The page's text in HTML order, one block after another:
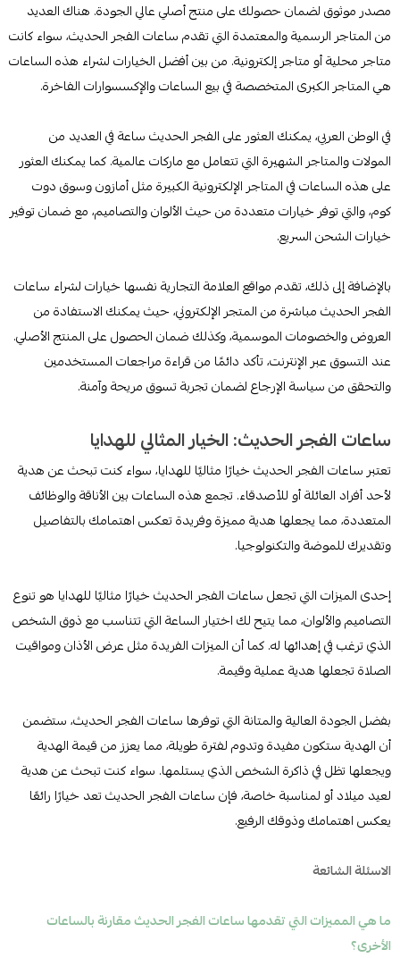
مصدر موثوق لضمان حصولك على منتج أصلي عالي الجودة. هناك العديد
من المتاجر الرسمية والمعتمدة التي تقدم ساعات الفجر الحديث، سواء كانت
متاجر محلية أو متاجر إلكترونية. من بين أفضل الخيارات لشراء هذه الساعات
هي المتاجر الكبرى المتخصصة في بيع الساعات والإكسسوارات الفاخرة.
في الوطن العربي، يمكنك العثور على الفجر الحديث ساعة في العديد من
المولات والمتاجر الشهيرة التي تتعامل مع ماركات عالمية. كما يمكنك العثور
على هذه الساعات في المتاجر الإلكترونية الكبيرة مثل أمازون وسوق دوت
كوم، والتي توفر خيارات متعددة من حيث الألوان والتصاميم، مع ضمان توفير
خيارات الشحن السريع.
بالإضافة إلى ذلك، تقدم مواقع العلامة التجارية نفسها خيارات لشراء ساعات
الفجر الحديث مباشرة من المتجر الإلكتروني، حيث يمكنك الاستفادة من
العروض والخصومات الموسمية، وكذلك ضمان الحصول على المنتج الأصلي.
عند التسوق عبر الإنترنت، تأكد دائمًا من قراءة مراجعات المستخدمين
والتحقق من سياسة الإرجاع لضمان تجربة تسوق مريحة وآمنة.
ساعات الفجر الحديث: الخيار المثالي للهدايا
تعتبر ساعات الفجر الحديث خيارًا مثاليًا للهدايا، سواء كنت تبحث عن هدية
لأحد أفراد العائلة أو للأصدقاء. تجمع هذه الساعات بين الأناقة والوظائف
المتعددة، مما يجعلها هدية مميزة وفريدة تعكس اهتمامك بالتفاصيل
وتقديرك للموضة والتكنولوجيا.
إحدى الميزات التي تجعل ساعات الفجر الحديث خيارًا مثاليًا للهدايا هو تنوع
التصاميم والألوان، مما يتيح لك اختيار الساعة التي تتناسب مع ذوق الشخص
الذي ترغب في إهدائها له. كما أن الميزات الفريدة مثل عرض الأذان ومواقيت
الصلاة تجعلها هدية عملية وقيمة.
بفضل الجودة العالية والمتانة التي توفرها ساعات الفجر الحديث، ستضمن
أن الهدية ستكون مفيدة وتدوم لفترة طويلة، مما يعزز من قيمة الهدية
ويجعلها تظل في ذاكرة الشخص الذي يستلمها. سواء كنت تبحث عن هدية
لعيد ميلاد أو لمناسبة خاصة، فإن ساعات الفجر الحديث تعد خيارًا رائعًا
يعكس اهتمامك وذوقك الرفيع.
الاسئلة الشائعة
ما هي المميزات التي تقدمها ساعات الفجر الحديث مقارنة بالساعات
الأخرى؟